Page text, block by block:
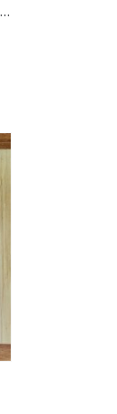
Pitalica za krsne kumove medvjedić plavi